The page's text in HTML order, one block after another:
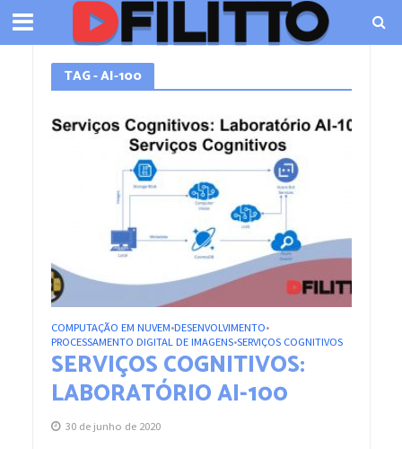
TAG - AI-100
COMPUTAÇÃO EM NUVEM•DESENVOLVIMENTO•
PROCESSAMENTO DIGITAL DE IMAGENS•SERVIÇOS COGNITIVOS
SERVIÇOS COGNITIVOS:
LABORATÓRIO AI-100
30 de junho de 2020